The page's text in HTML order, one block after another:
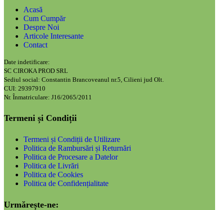
Acasă
Cum Cumpăr
Despre Noi
Articole Interesante
Contact
Date indetificare:
SC CIROKA PROD SRL
Sediul social: Constantin Brancoveanul nr.5, Cilieni jud Olt.
CUI: 29397910
Nr. Înmatriculare: J16/2065/2011
Termeni și Condiții
Termeni și Condiții de Utilizare
Politica de Rambursări și Returnări
Politica de Procesare a Datelor
Politica de Livrări
Politica de Cookies
Politica de Confidențialitate
Urmărește-ne: